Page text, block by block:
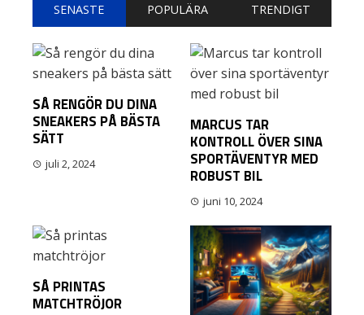
SENASTE POPULÄRA TRENDIGT
SÅ RENGÖR DU DINA
SNEAKERS PÅ BÄSTA
SÄTT
juli 2, 2024
MARCUS TAR
KONTROLL ÖVER SINA
SPORTÄVENTYR MED
ROBUST BIL
juni 10, 2024
SÅ PRINTAS
MATCHTRÖJOR